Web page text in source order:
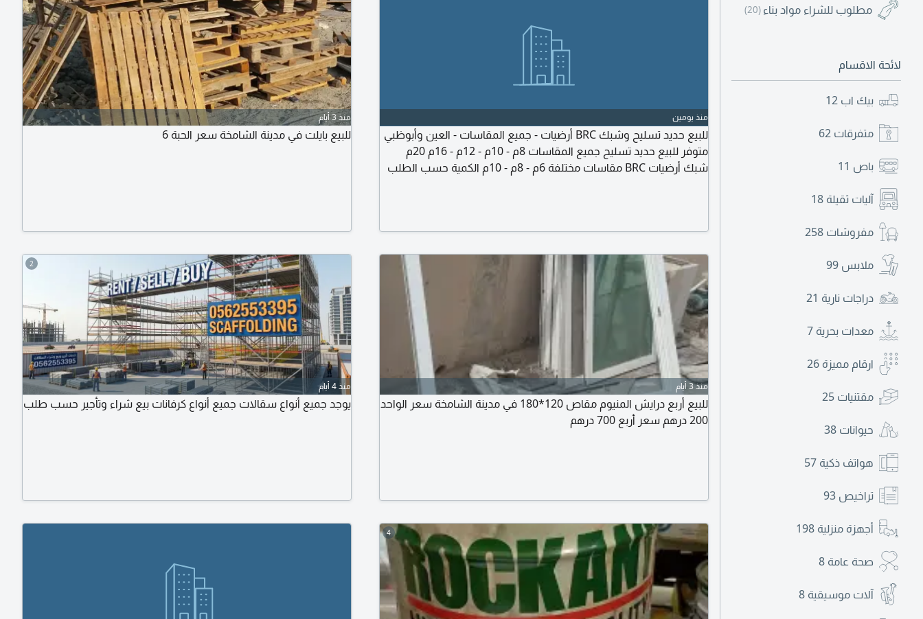
مطلوب للشراء مواد بناء (20)
لائحة الاقسام
بيك اب 12
متفرقات 62
باص 11
آليات ثقيلة 18
مفروشات 258
ملابس 99
دراجات نارية 21
معدات بحرية 7
ارقام مميزة 26
مقتنيات 25
حيوانات 38
هواتف ذكية 57
تراخيص 93
أجهزة منزلية 198
صحة عامة 8
آلات موسيقية 8
منذ يومين
للبيع حديد تسليح وشبك BRC أرضيات - جميع المقاسات - العين وأبوظبي
متوفر للبيع حديد تسليح جميع المقاسات 8م - 10م - 12م - 16م 20م
شبك أرضيات BRC مقاسات مختلفة 6م - 8م - 10م الكمية حسب الطلب
منذ 3 أيام
للبيع بايلت في مدينة الشامخة سعر الحبة 6
منذ 3 أيام
للبيع أربع درايش المنيوم مقاص 120*180 في مدينة الشامخة سعر الواحد
200 درهم سعر أربع 700 درهم
2
منذ 4 أيام
يوجد جميع أنواع سقالات جميع أنواع كرفانات بيع شراء وتأجير حسب طلب
4